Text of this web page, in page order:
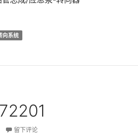
向系统
留下评论